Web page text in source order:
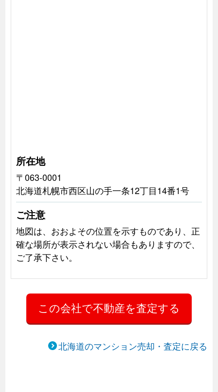
所在地
〒063-0001
北海道札幌市西区山の手一条12丁目14番1号
ご注意
地図は、おおよその位置を示すものであり、正
確な場所が表示されない場合もありますので、
ご了承下さい。
北海道のマンション売却・査定に戻る